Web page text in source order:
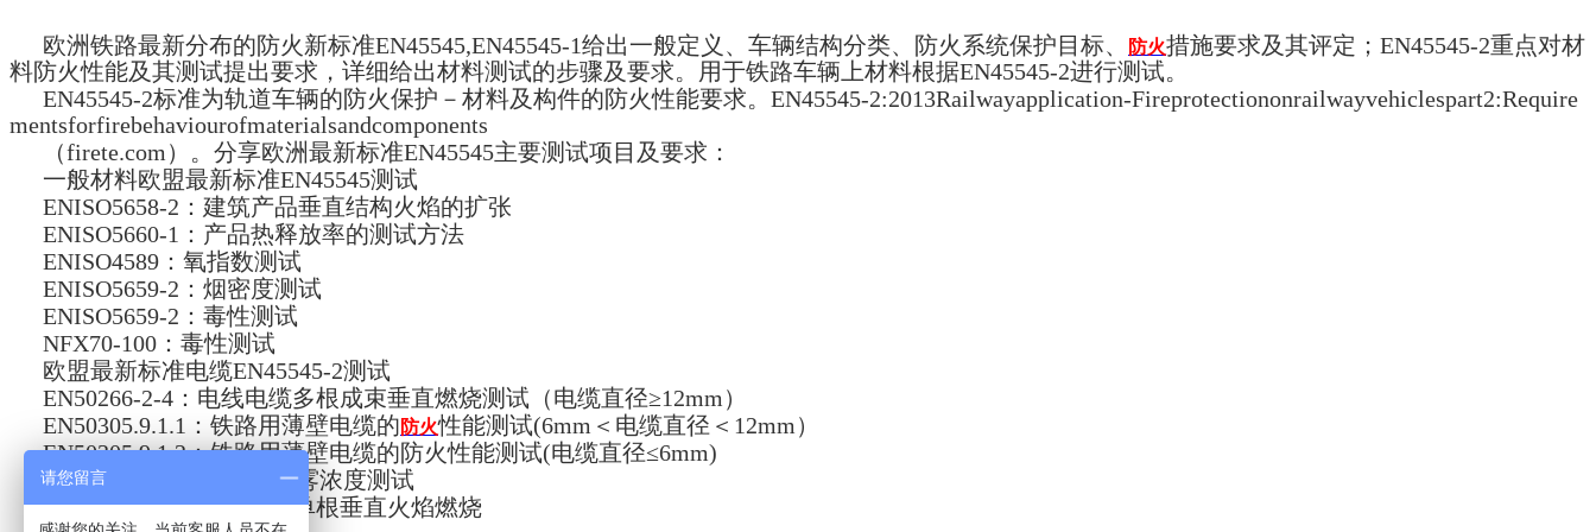
欧洲铁路最新分布的防火新标准EN45545,EN45545-1给出一般定义、车辆结构分类、防火系统保护目标、 防火措施要求及其评定；EN45545-2重点对材
料防火性能及其测试提出要求，详细给出材料测试的步骤及要求。用于铁路车辆上材料根据EN45545-2进行测试。
EN45545-2标准为轨道车辆的防火保护－材料及构件的防火性能要求。EN45545-2:2013Railwayapplication-Fireprotectiononrailwayvehiclespart2:Require
mentsforfirebehaviourofmaterialsandcomponents
（firete.com）。分享欧洲最新标准EN45545主要测试项目及要求：
一般材料欧盟最新标准EN45545测试
ENISO5658-2：建筑产品垂直结构火焰的扩张
ENISO5660-1：产品热释放率的测试方法
ENISO4589：氧指数测试
ENISO5659-2：烟密度测试
ENISO5659-2：毒性测试
NFX70-100：毒性测试
欧盟最新标准电缆EN45545-2测试
EN50266-2-4：电线电缆多根成束垂直燃烧测试（电缆直径≥12mm）
EN50305.9.1.1：铁路用薄壁电缆的 防火性能测试(6mm＜电缆直径＜12mm）
EN50305.9.1.2：铁路用薄壁电缆的防火性能测试(电缆直径≤6mm)
EN61034-2：电线电缆烟雾浓度测试
EN60332-1-2：电线电缆单根垂直火焰燃烧
请您留言